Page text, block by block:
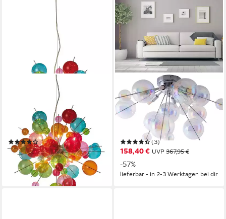
Pendelleuchte Explosion, ohne
Leuchtmittel,
Hängeleuchte,metall,glas,multicolor,
10xG9 max.20W
(16)
279,22 € UVP663,95 €
-58%
lieferbar - in 2-3 Werktagen bei dir
NÄVE
Deckenleuchte Explosion,
ohne Leuchtmittel, irisierende,
transparente Glaskugeln, für
6 x G9 Sockel, Ø 57 cm
(3)
158,40 € UVP 367,95 €
-57%
lieferbar - in 2-3 Werktagen bei dir